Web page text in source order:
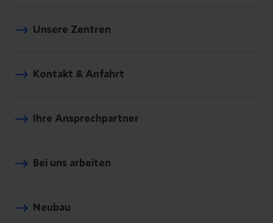
Unsere Zentren
Kontakt & Anfahrt
Ihre Ansprechpartner
Bei uns arbeiten
Neubau